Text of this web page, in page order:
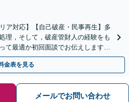
ア対応】【自己破産・民事再生】多
理，そして，破産管財人の経験をも
て最適か初回面談でお伝えします！
第一歩です！
金表を見る
メールでお問い合わせ